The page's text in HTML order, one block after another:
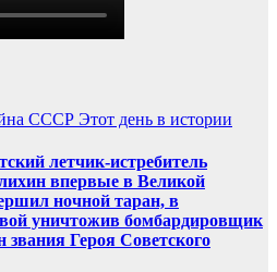
СССР Этот день в истории
летчик-истребитель
впервые в Великой
ночной таран, в
уничтожив бомбардировщик
звания Героя Советского